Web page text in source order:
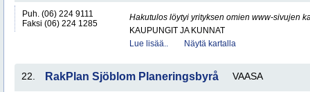
Puh. (06) 224 9111
Faksi (06) 224 1285
Hakutulos löytyi yrityksen omien www-sivujen
KAUPUNGIT JA KUNNAT
Lue lisää..
Näytä kartalla
22. RakPlan Sjöblom Planeringsbyrå VAASA